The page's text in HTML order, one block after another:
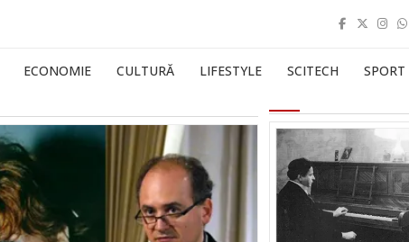
ECONOMIE CULTURĂ LIFESTYLE SCITECH SPORT